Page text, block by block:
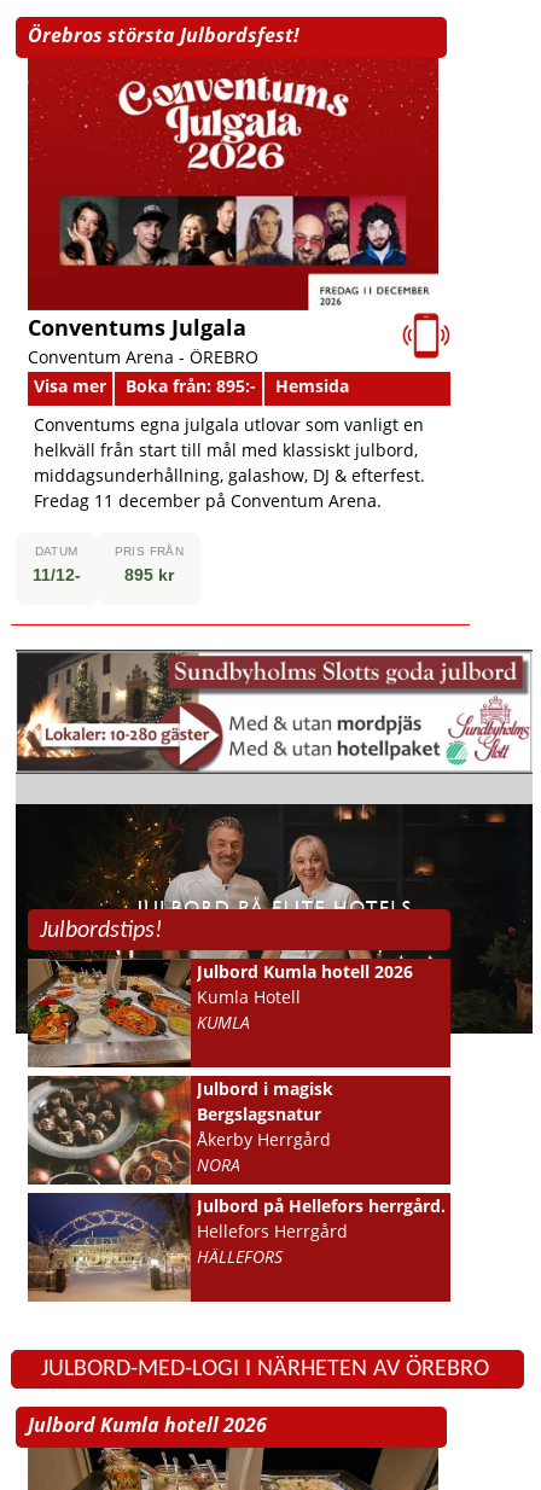
Örebros största Julbordsfest!
Conventums Julgala
Conventum Arena - ÖREBRO
Visa mer
Boka från: 895:-
Hemsida
Conventums egna julgala utlovar som vanligt en
helkväll från start till mål med klassiskt julbord,
middagsunderhållning, galashow, DJ & efterfest.
Fredag 11 december på Conventum Arena.
DATUM
11/12-
PRIS FRÅN
895 kr
Julbordstips!
Julbord Kumla hotell 2026
Kumla Hotell
KUMLA
Julbord i magisk
Bergslagsnatur
Åkerby Herrgård
NORA
Julbord på Hellefors herrgård.
Hellefors Herrgård
HÄLLEFORS
JULBORD-MED-LOGI I NÄRHETEN AV ÖREBRO
Julbord Kumla hotell 2026